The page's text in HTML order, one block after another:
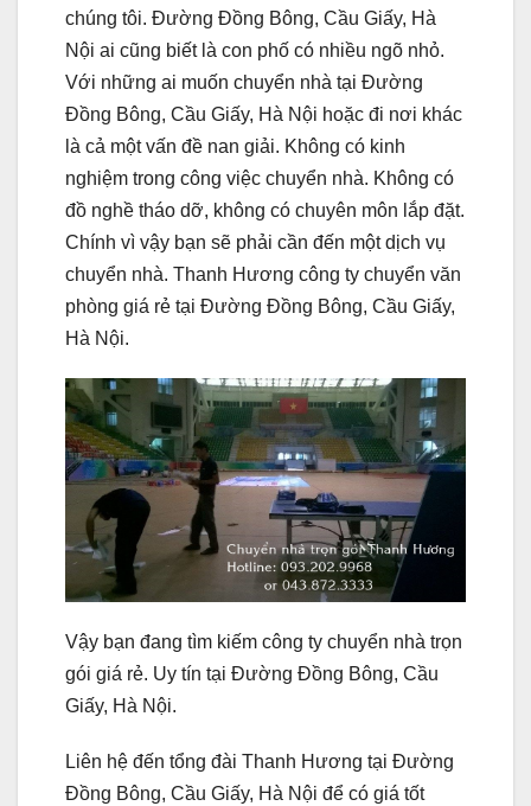
chúng tôi. Đường Đồng Bông, Cầu Giấy, Hà
Nội ai cũng biết là con phố có nhiều ngõ nhỏ.
Với những ai muốn chuyển nhà tại Đường
Đồng Bông, Cầu Giấy, Hà Nội hoặc đi nơi khác
là cả một vấn đề nan giải. Không có kinh
nghiệm trong công việc chuyển nhà. Không có
đồ nghề tháo dỡ, không có chuyên môn lắp đặt.
Chính vì vậy bạn sẽ phải cần đến một dịch vụ
chuyển nhà. Thanh Hương công ty chuyển văn
phòng giá rẻ tại Đường Đồng Bông, Cầu Giấy,
Hà Nội.
Vậy bạn đang tìm kiếm công ty chuyển nhà trọn
gói giá rẻ. Uy tín tại Đường Đồng Bông, Cầu
Giấy, Hà Nội.
Liên hệ đến tổng đài Thanh Hương tại Đường
Đồng Bông, Cầu Giấy, Hà Nội để có giá tốt